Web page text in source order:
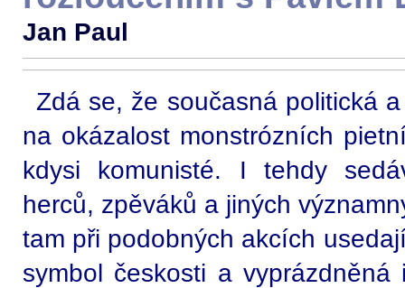
Jan Paul
Zdá se, že současná politická
na okázalost monstrózních
kdysi komunisté. I tehdy
herců, zpěváků a jiných
tam při podobných akcích
symbol českosti a